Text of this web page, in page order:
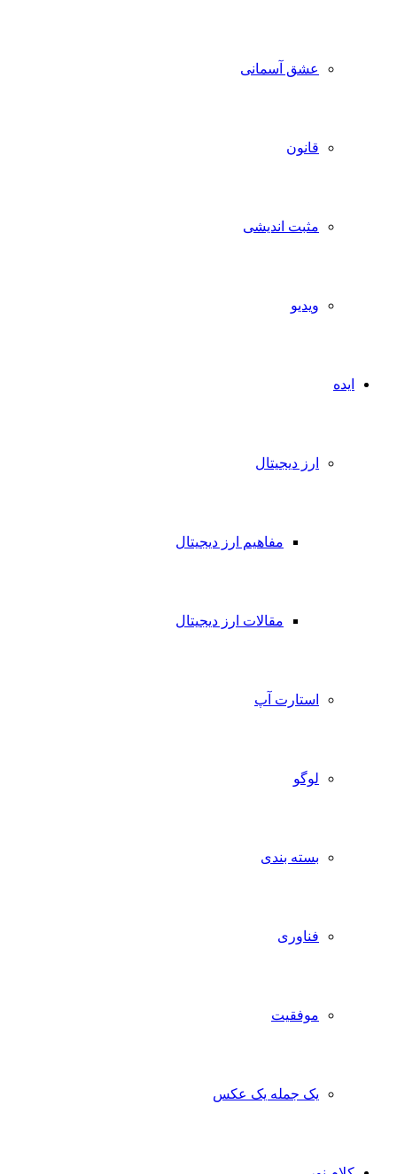
عشق آسمانی
مثبت اندیشی
ارز دیجیتال
مفاهیم ارز دیجیتال
مقالات ارز دیجیتال
استارت آپ
بسته بندی
فناوری
موفقیت
یک جمله یک عکس